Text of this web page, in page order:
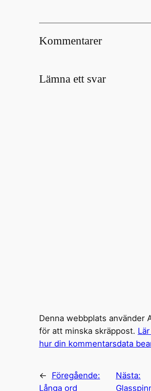
Kommentarer
Lämna ett svar
Denna webbplats använder
för att minska skräppost.
hur din kommentarsdata
←
Föregående:
Långa ord
Nästa: